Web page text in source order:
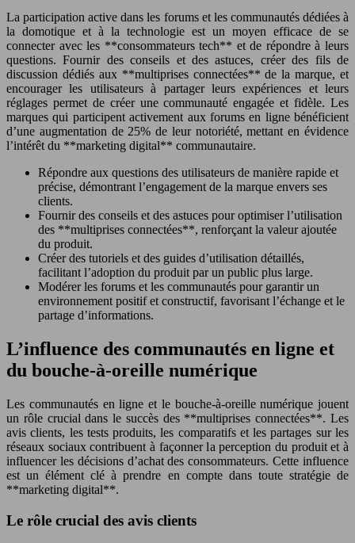
La participation active dans les forums et les communautés dédiées à
la domotique et à la technologie est un moyen efficace de se
connecter avec les **consommateurs tech** et de répondre à leurs
questions. Fournir des conseils et des astuces, créer des fils de
discussion dédiés aux **multiprises connectées** de la marque, et
encourager les utilisateurs à partager leurs expériences et leurs
réglages permet de créer une communauté engagée et fidèle. Les
marques qui participent activement aux forums en ligne bénéficient
d’une augmentation de 25% de leur notoriété, mettant en évidence
l’intérêt du **marketing digital** communautaire.
Répondre aux questions des utilisateurs de manière rapide et
précise, démontrant l’engagement de la marque envers ses
clients.
Fournir des conseils et des astuces pour optimiser l’utilisation
des **multiprises connectées**, renforçant la valeur ajoutée
du produit.
Créer des tutoriels et des guides d’utilisation détaillés,
facilitant l’adoption du produit par un public plus large.
Modérer les forums et les communautés pour garantir un
environnement positif et constructif, favorisant l’échange et le
partage d’informations.
L’influence des communautés en ligne et
du bouche-à-oreille numérique
Les communautés en ligne et le bouche-à-oreille numérique jouent
un rôle crucial dans le succès des **multiprises connectées**. Les
avis clients, les tests produits, les comparatifs et les partages sur les
réseaux sociaux contribuent à façonner la perception du produit et à
influencer les décisions d’achat des consommateurs. Cette influence
est un élément clé à prendre en compte dans toute stratégie de
**marketing digital**.
Le rôle crucial des avis clients